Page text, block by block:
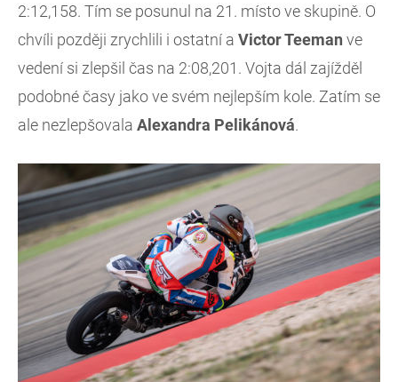
2:12,158. Tím se posunul na 21. místo ve skupině. O
chvíli později zrychlili i ostatní a Victor Teeman ve
vedení si zlepšil čas na 2:08,201. Vojta dál zajížděl
podobné časy jako ve svém nejlepším kole. Zatím se
ale nezlepšovala Alexandra Pelikánová.